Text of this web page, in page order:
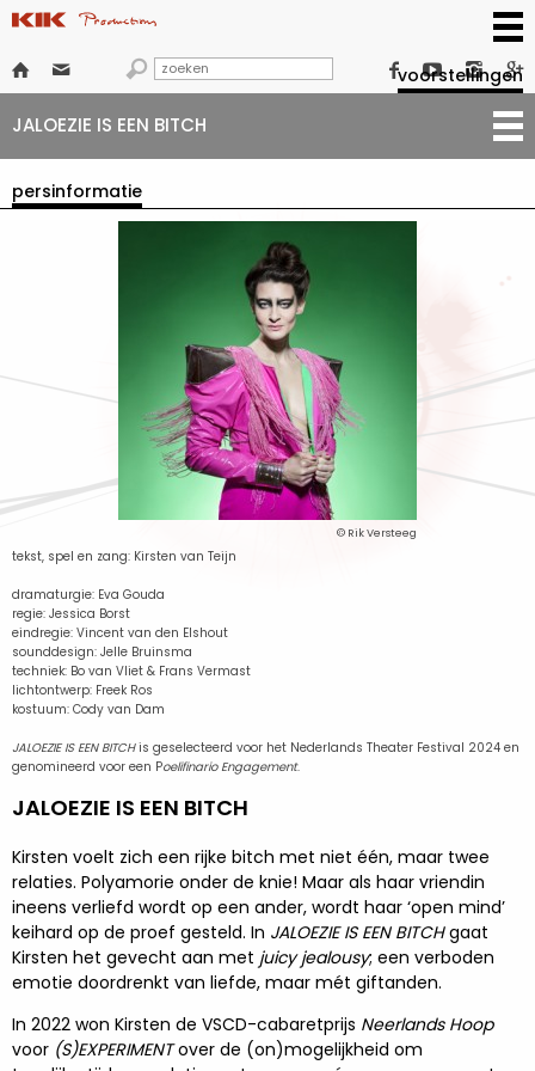
      
voorstellingen
JALOEZIE IS EEN BITCH
persinformatie
© Rik Versteeg
tekst, spel en zang: Kirsten van Teijn
dramaturgie: Eva Gouda
regie: Jessica Borst
eindregie: Vincent van den Elshout
sounddesign: Jelle Bruinsma
techniek: Bo van Vliet & Frans Vermast
lichtontwerp: Freek Ros
kostuum: Cody van Dam
JALOEZIE IS EEN BITCHis geselecteerd voor het Nederlands Theater Festival 2024 en
genomineerd voor een Poelifinario Engagement.
JALOEZIE IS EEN BITCH
Kirsten voelt zich een rijke bitch met niet één, maar twee
relaties. Polyamorie onder de knie! Maar als haar vriendin
ineens verliefd wordt op een ander, wordt haar ‘open mind’
keihard op de proef gesteld. In JALOEZIE IS EEN BITCHgaat
Kirsten het gevecht aan met juicy jealousy; een verboden
emotie doordrenkt van liefde, maar mét giftanden.
In 2022 won Kirsten de VSCD-cabaretprijs Neerlands Hoop
voor (S)EXPERIMENTover de (on)mogelijkheid om